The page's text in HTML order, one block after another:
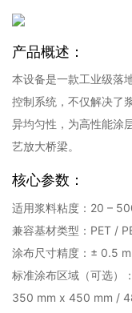
产品概述：
本设备是一款工业级落
控制系统，不仅解决了
异均匀性，为高性能涂
艺放大桥梁。
核心参数：
适用浆料粘度：20 –
兼容基材类型：PET /
涂布尺寸精度：± 0.5
标准涂布区域（可选）：
350 mm x 450 mm /